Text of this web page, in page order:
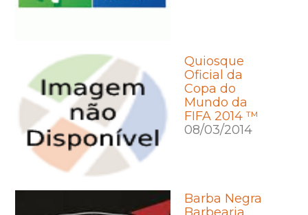
Quiosque
Oficial da
Copa do
Mundo da
FIFA 2014 ™
08/03/2014
Barba Negra
Barbearia